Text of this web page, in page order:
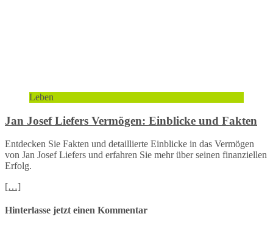
Leben
Jan Josef Liefers Vermögen: Einblicke und Fakten
Entdecken Sie Fakten und detaillierte Einblicke in das Vermögen
von Jan Josef Liefers und erfahren Sie mehr über seinen finanziellen
Erfolg.
[…]
Hinterlasse jetzt einen Kommentar